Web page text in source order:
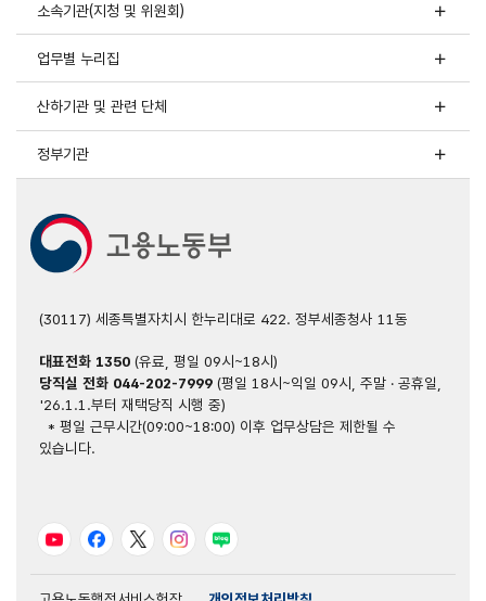
노동법
상담
운영
실적
1.
답변
생성시간
답변
생성시간
3총
누적
11.7만건
3.
일
평균
이용량이
251회였던
것인
2026년
소속기관(지청 및 위원회)
업무별 누리집
산하기관 및 관련 단체
정부기관
(30117) 세종특별자치시 한누리대로 422. 정부세종청사 11동
대표전화 1350(유료, 평일 09시~18시)
당직실 전화 044-202-7999(평일 18시~익일 09시, 주말 · 공휴일,
'26.1.1.부터 재택당직 시행 중)
* 평일 근무시간(09:00~18:00) 이후 업무상담은 제한될 수
있습니다.
유튜브 페이스북트위터 인스타그램
블로그